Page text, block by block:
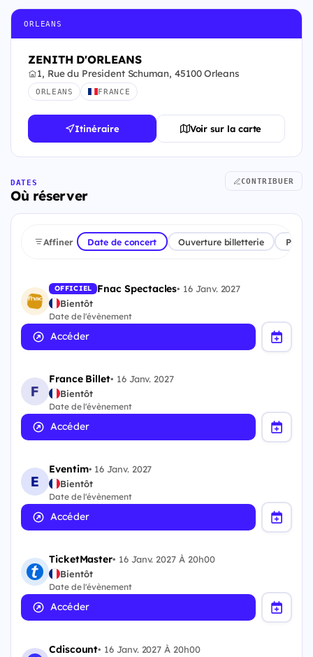
ORLEANS
ZENITH D'ORLEANS
1, Rue du President Schuman, 45100 Orleans
ORLEANS FRANCE
Itinéraire Voir sur la carte
DATES
Où réserver
CONTRIBUER
Affiner Date de concert Ouverture billetterie
OFFICIEL Fnac Spectacles• 16 Janv. 2027
Bientôt
Date de l'évènement
Accéder
France Billet• 16 Janv. 2027
Bientôt
Date de l'évènement
Accéder
Eventim• 16 Janv. 2027
Bientôt
Date de l'évènement
Accéder
TicketMaster• 16 Janv. 2027 À 20h00
Bientôt
Date de l'évènement
Accéder
Cdiscount• 16 Janv. 2027 À 20h00